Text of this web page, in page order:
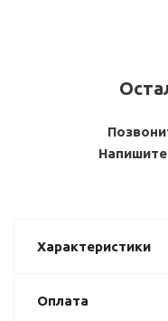
Характеристики
Оплата